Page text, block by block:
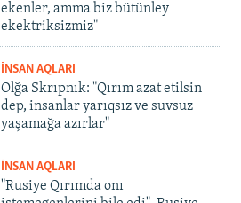
ekenler, amma biz bütünley
ekektriksizmiz"
İNSAN AQLARI
Olğa Skrıpnık: "Qırım azat etilsin
dep, insanlar yarıqsız ve suvsuz
yaşamağa azırlar"
İNSAN AQLARI
"Rusiye Qırımda onı